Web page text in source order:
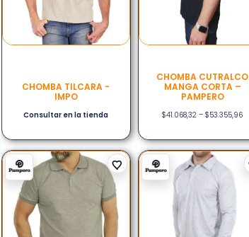
CHOMBA TILCARA -
IMPO
Consultar en la tienda
CHOMBA CUTRALCO
MANGA CORTA –
PAMPERO
$41.068,32 – $53.355,96